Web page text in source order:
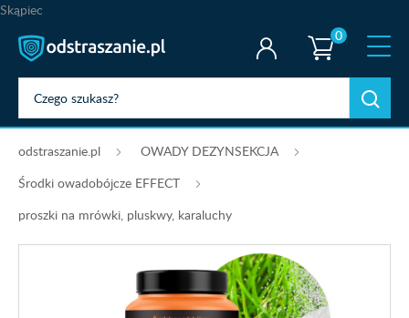
Skąpiec
0
odstraszanie.pl
OWADY DEZYNSEKCJA
Środki owadobójcze EFFECT
proszki na mrówki, pluskwy, karaluchy